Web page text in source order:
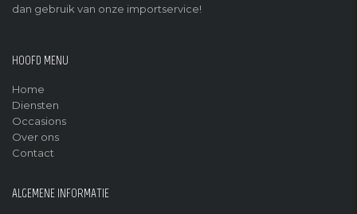
dan gebruik van onze importservice!
HOOFD MENU
Home
Diensten
Occasions
Over ons
Contact
ALGEMENE INFORMATIE